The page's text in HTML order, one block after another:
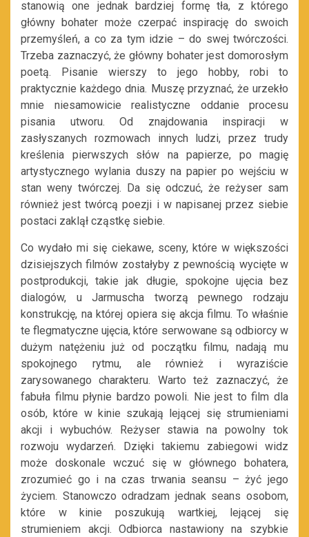
stanowią one jednak bardziej formę tła, z którego
główny bohater może czerpać inspirację do swoich
przemyśleń, a co za tym idzie – do swej twórczości.
Trzeba zaznaczyć, że główny bohater jest domorosłym
poetą. Pisanie wierszy to jego hobby, robi to
praktycznie każdego dnia. Muszę przyznać, że urzekło
mnie niesamowicie realistyczne oddanie procesu
pisania utworu. Od znajdowania inspiracji w
zasłyszanych rozmowach innych ludzi, przez trudy
kreślenia pierwszych słów na papierze, po magię
artystycznego wylania duszy na papier po wejściu w
stan weny twórczej. Da się odczuć, że reżyser sam
również jest twórcą poezji i w napisanej przez siebie
postaci zaklął cząstkę siebie.
Co wydało mi się ciekawe, sceny, które w większości
dzisiejszych filmów zostałyby z pewnością wycięte w
postprodukcji, takie jak długie, spokojne ujęcia bez
dialogów, u Jarmuscha tworzą pewnego rodzaju
konstrukcję, na której opiera się akcja filmu. To właśnie
te flegmatyczne ujęcia, które serwowane są odbiorcy w
dużym natężeniu już od początku filmu, nadają mu
spokojnego rytmu, ale również i wyraziście
zarysowanego charakteru. Warto też zaznaczyć, że
fabuła filmu płynie bardzo powoli. Nie jest to film dla
osób, które w kinie szukają lejącej się strumieniami
akcji i wybuchów. Reżyser stawia na powolny tok
rozwoju wydarzeń. Dzięki takiemu zabiegowi widz
może doskonale wczuć się w głównego bohatera,
zrozumieć go i na czas trwania seansu – żyć jego
życiem. Stanowczo odradzam jednak seans osobom,
które w kinie poszukują wartkiej, lejącej się
strumieniem akcji. Odbiorca nastawiony na szybkie